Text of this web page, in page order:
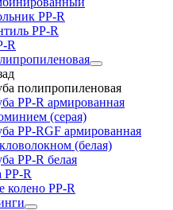
РР-R
PP-R
R
полипропиленовая
PP-R армированная
(серая)
PP-RGF армированная
(белая)
РР-R белая
PP-R
колено PP-R